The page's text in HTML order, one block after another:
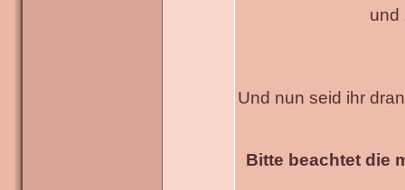
und
Und nun seid ihr
Bitte beachtet die